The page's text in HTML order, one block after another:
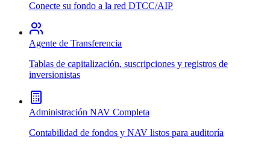
Conecte su fondo a la red DTCC/AIP
Agente de Transferencia
Tablas de capitalización, suscripciones y registros de
inversionistas
Administración NAV Completa
Contabilidad de fondos y NAV listos para auditoría